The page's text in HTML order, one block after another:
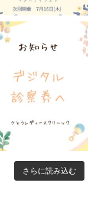
さらに読み込む